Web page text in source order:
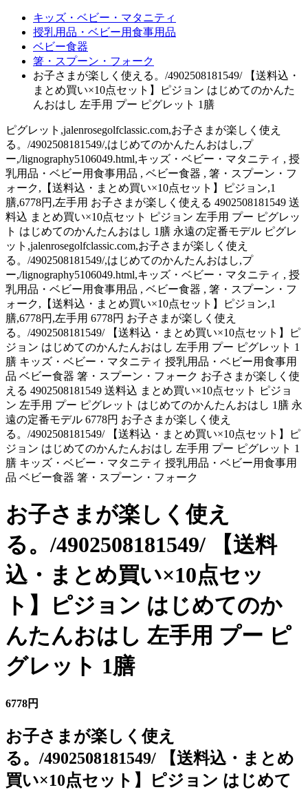
キッズ・ベビー・マタニティ
授乳用品・ベビー用食事用品
ベビー食器
箸・スプーン・フォーク
お子さまが楽しく使える。/4902508181549/ 【送料込・
まとめ買い×10点セット】ピジョン はじめてのかんた
んおはし 左手用 プー ピグレット 1膳
ピグレット,jalenrosegolfclassic.com,お子さまが楽しく使え
る。/4902508181549/,はじめてのかんたんおはし,プ
ー,/lignography5106049.html,キッズ・ベビー・マタニティ , 授
乳用品・ベビー用食事用品 , ベビー食器 , 箸・スプーン・フ
ォーク,【送料込・まとめ買い×10点セット】ピジョン,1
膳,6778円,左手用 お子さまが楽しく使える 4902508181549 送
料込 まとめ買い×10点セット ピジョン 左手用 プー ピグレッ
ト はじめてのかんたんおはし 1膳 永遠の定番モデル ピグレ
ット,jalenrosegolfclassic.com,お子さまが楽しく使え
る。/4902508181549/,はじめてのかんたんおはし,プ
ー,/lignography5106049.html,キッズ・ベビー・マタニティ , 授
乳用品・ベビー用食事用品 , ベビー食器 , 箸・スプーン・フ
ォーク,【送料込・まとめ買い×10点セット】ピジョン,1
膳,6778円,左手用 6778円 お子さまが楽しく使え
る。/4902508181549/ 【送料込・まとめ買い×10点セット】ピ
ジョン はじめてのかんたんおはし 左手用 プー ピグレット 1
膳 キッズ・ベビー・マタニティ 授乳用品・ベビー用食事用
品 ベビー食器 箸・スプーン・フォーク お子さまが楽しく使
える 4902508181549 送料込 まとめ買い×10点セット ピジョ
ン 左手用 プー ピグレット はじめてのかんたんおはし 1膳 永
遠の定番モデル 6778円 お子さまが楽しく使え
る。/4902508181549/ 【送料込・まとめ買い×10点セット】ピ
ジョン はじめてのかんたんおはし 左手用 プー ピグレット 1
膳 キッズ・ベビー・マタニティ 授乳用品・ベビー用食事用
品 ベビー食器 箸・スプーン・フォーク
お子さまが楽しく使え
る。/4902508181549/ 【送料
込・まとめ買い×10点セッ
ト】ピジョン はじめてのか
んたんおはし 左手用 プー ピ
グレット 1膳
6778円
お子さまが楽しく使え
る。/4902508181549/ 【送料込・まとめ
買い×10点セット】ピジョン はじめて